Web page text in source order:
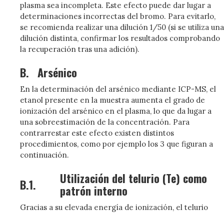
plasma sea incompleta. Este efecto puede dar lugar a
determinaciones incorrectas del bromo. Para evitarlo,
se recomienda realizar una dilución 1/50 (si se utiliza una
dilución distinta, confirmar los resultados comprobando
la recuperación tras una adición).
B. Arsénico
En la determinación del arsénico mediante ICP-MS, el
etanol presente en la muestra aumenta el grado de
ionización del arsénico en el plasma, lo que da lugar a
una sobreestimación de la concentración. Para
contrarrestar este efecto existen distintos
procedimientos, como por ejemplo los 3 que figuran a
continuación.
B.1. Utilización del telurio (Te) como
patrón interno
Gracias a su elevada energía de ionización, el telurio